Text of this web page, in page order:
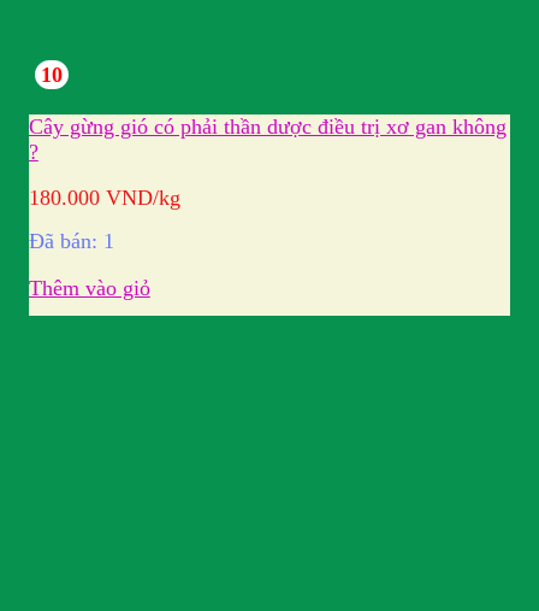
10
Cây gừng gió có phải thần dược điều trị xơ gan không
?
180.000 VND/kg
Đã bán: 1
Thêm vào giỏ